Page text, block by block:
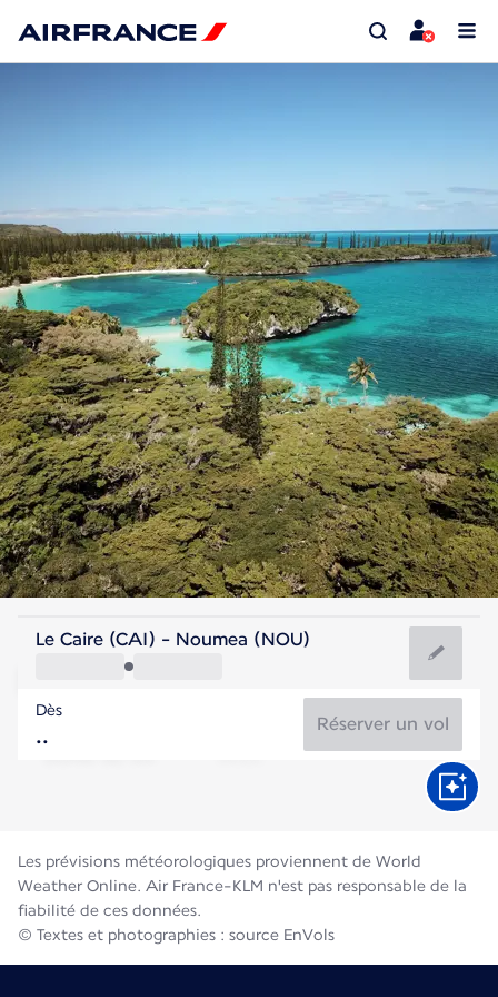
Nouvelle Calédonie
Nouméa
Nouvelle Calédonie
Durée du vol
Le Caire (CAI) - Noumea (NOU)
Dès
Réserver un vol
Les prévisions météorologiques proviennent de World
Weather Online. Air France-KLM n'est pas responsable de la
fiabilité de ces données.
© Textes et photographies : source EnVols